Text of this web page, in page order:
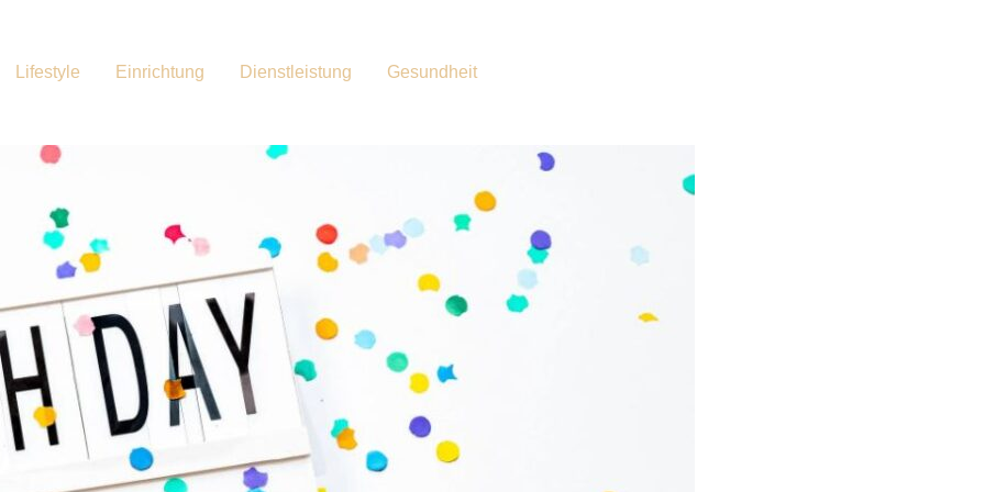
Lifestyle Einrichtung Dienstleistung Gesundheit